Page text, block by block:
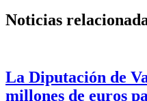
Noticias
La Diputación de
millones de euros